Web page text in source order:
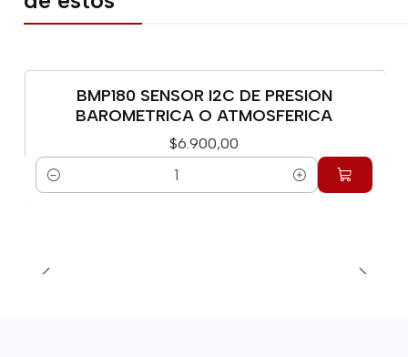
BMP180 SENSOR I2C DE PRESION
BAROMETRICA O ATMOSFERICA
$6.900,00
Cantidad